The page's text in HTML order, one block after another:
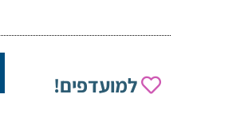
למועדפים!